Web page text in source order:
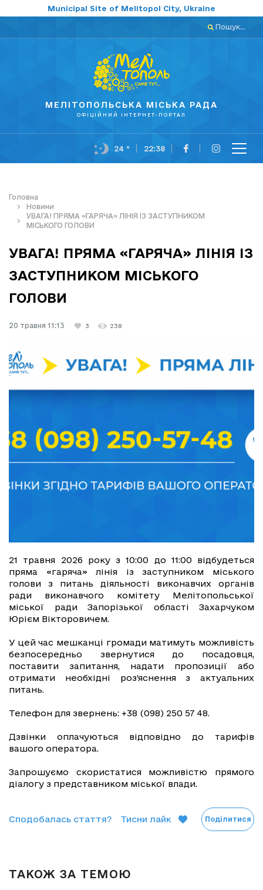
Municipal Site of Melitopol City, Ukraine
Пошук...
МЕЛІТОПОЛЬСЬКА МІСЬКА РАДА
ОФІЦІЙНИЙ ІНТЕРНЕТ-ПОРТАЛ
24 ° 22:38
Головна
Новини
УВАГА! ПРЯМА «ГАРЯЧА» ЛІНІЯ ІЗ ЗАСТУПНИКОМ
МІСЬКОГО ГОЛОВИ
УВАГА! ПРЯМА «ГАРЯЧА» ЛІНІЯ ІЗ
ЗАСТУПНИКОМ МІСЬКОГО
ГОЛОВИ
20 травня 11:13 3 238
21 травня 2026 року з 10:00 до 11:00 відбудеться
пряма «гаряча» лінія із заступником міського
голови з питань діяльності виконавчих органів
ради виконавчого комітету Мелітопольської
міської ради Запорізької області Захарчуком
Юрієм Вікторовичем.
У цей час мешканці громади матимуть можливість
безпосередньо звернутися до посадовця,
поставити запитання, надати пропозиції або
отримати необхідні роз’яснення з актуальних
питань.
Телефон для звернень: +38 (098) 250 57 48.
Дзвінки оплачуються відповідно до тарифів
вашого оператора.
Запрошуємо скористатися можливістю прямого
діалогу з представником міської влади.
Сподобалась стаття? Тисни лайк Поділитися
ТАКОЖ ЗА ТЕМОЮ